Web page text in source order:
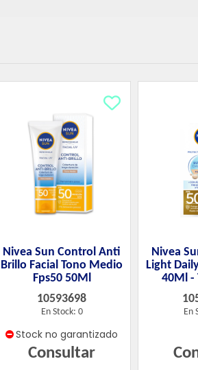
Nivea Sun Control Anti
Brillo Facial Tono Medio
Fps50 50Ml
10593698
En Stock: 0
Stock no garantizado
Consultar
Nivea
Light
40Ml -
En